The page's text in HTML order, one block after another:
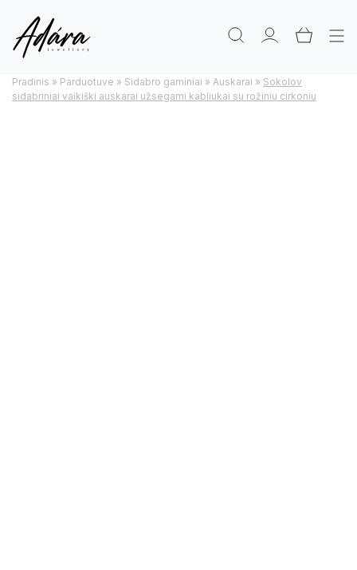
Pradinis » Parduotuve » Sidabro gaminiai » Auskarai » Sokolov
sidabriniai vaikiški auskarai užsegami kabliukai su rožiniu cirkoniu